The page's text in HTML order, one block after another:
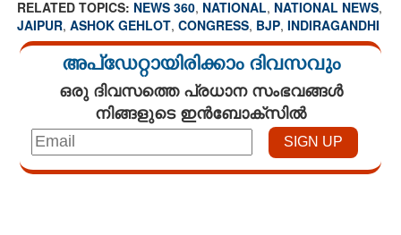
RELATED TOPICS: NEWS 360, NATIONAL, NATIONAL NEWS,
JAIPUR, ASHOK GEHLOT, CONGRESS, BJP, INDIRAGANDHI
അപ്ഡേറ്റായിരിക്കാം ദിവസവും
ഒരു ദിവസത്തെ പ്രധാന സംഭവങ്ങൾ
നിങ്ങളുടെ ഇൻബോക്സിൽ